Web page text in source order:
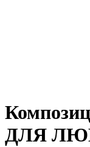
ДЛЯ